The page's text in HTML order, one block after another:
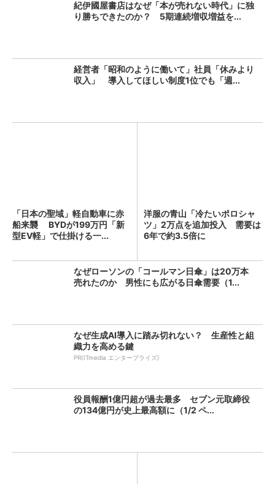
紀伊國屋書店はなぜ「本が売れない時代」に独
り勝ちできたのか？ 5期連続増収増益を...
経営者「昭和のように働いて」社員「休みより
収入」 導入してほしい制度1位でも「週...
「日本の聖域」軽自動車に赤
船来襲 BYDが199万円「新
型EV軽」で仕掛ける一...
洋服の青山「冷たいポロシャ
ツ」2万点を追加投入 需要は
6年で約3.5倍に
なぜローソンの「コールマン日傘」は20万本
売れたのか 男性にも広がる日傘需要（1...
なぜ生成AI導入に踏み切れない？ 生産性と組
織力を高める鍵
PR(ITmedia エンタープライズ)
役員報酬1億円超が過去最多 セブン元取締役
の134億円が史上最高額に（1/2 ペ...